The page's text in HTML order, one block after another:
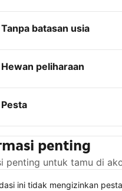
Tanpa batasan usia
Hewan peliharaan
Pesta
penting
penting untuk tamu di
ini tidak mengizinkan